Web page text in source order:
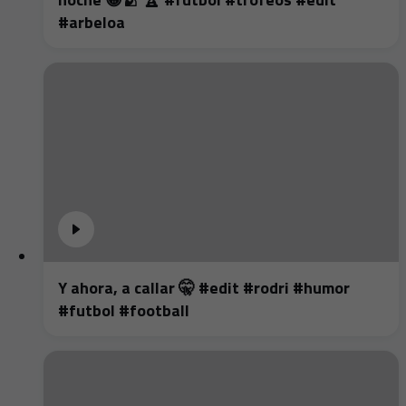
#arbeloa
Y ahora, a callar 🤫 #edit #rodri #humor
#futbol #football